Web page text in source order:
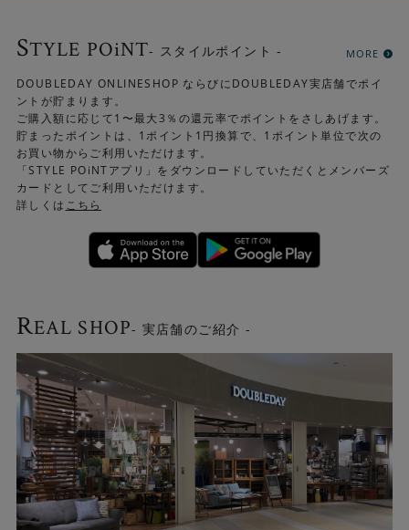
STYLE POiNT- スタイルポイント - MORE
DOUBLEDAY ONLINESHOP ならびにDOUBLEDAY実店舗でポイ
ントが貯まります。
ご購入額に応じて1〜最大3％の還元率でポイントをさしあげます。
貯まったポイントは、1ポイント1円換算で、1ポイント単位で次の
お買い物からご利用いただけます。
「STYLE POiNTアプリ」をダウンロードしていただくとメンバーズ
カードとしてご利用いただけます。
詳しくは こちら
REAL SHOP- 実店舗のご紹介 -